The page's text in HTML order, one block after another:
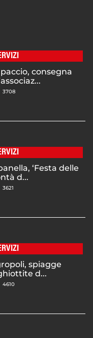
consegna
3708
‘Festa delle
d...
3621
spiagge
d...
4610